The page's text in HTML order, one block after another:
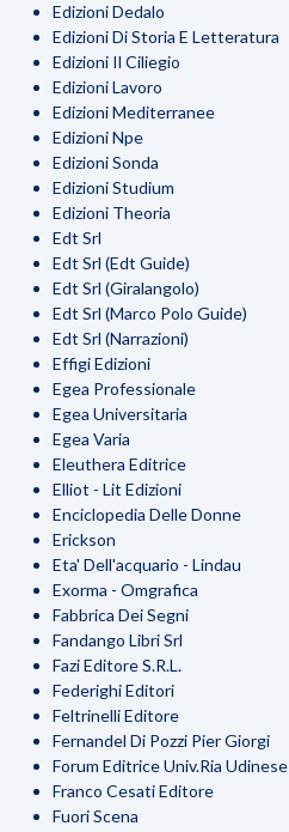
Edizioni Dedalo
Edizioni Di Storia E Letteratura
Edizioni Il Ciliegio
Edizioni Lavoro
Edizioni Mediterranee
Edizioni Npe
Edizioni Sonda
Edizioni Studium
Edizioni Theoria
Edt Srl
Edt Srl (Edt Guide)
Edt Srl (Giralangolo)
Edt Srl (Marco Polo Guide)
Edt Srl (Narrazioni)
Effigi Edizioni
Egea Professionale
Egea Universitaria
Egea Varia
Eleuthera Editrice
Elliot - Lit Edizioni
Enciclopedia Delle Donne
Erickson
Eta' Dell'acquario - Lindau
Exorma - Omgrafica
Fabbrica Dei Segni
Fandango Libri Srl
Fazi Editore S.R.L.
Federighi Editori
Feltrinelli Editore
Fernandel Di Pozzi Pier Giorgi
Forum Editrice Univ.Ria Udinese
Franco Cesati Editore
Fuori Scena